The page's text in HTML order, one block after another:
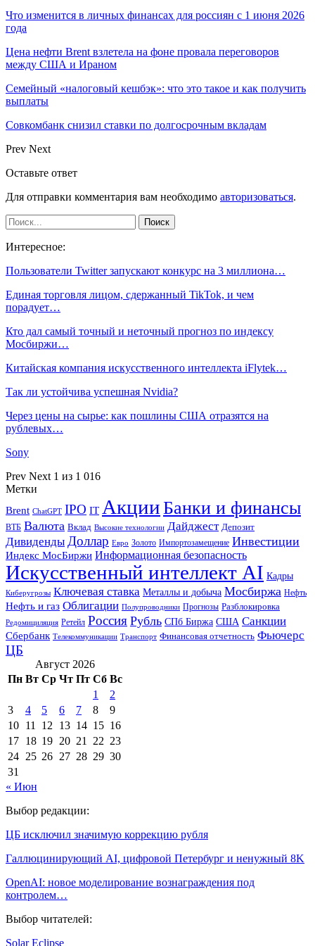
Что изменится в личных финансах для россиян с 1 июня 2026
года
Цена нефти Brent взлетела на фоне провала переговоров
между США и Ираном
Семейный «налоговый кешбэк»: что это такое и как получить
выплаты
Совкомбанк снизил ставки по долгосрочным вкладам
Prev Next
Оставьте ответ
Для отправки комментария вам необходимо авторизоваться.
Интересное:
Пользователи Twitter запускают конкурс на 3 миллиона…
Единая торговля лицом, сдержанный TikTok, и чем
порадует…
Кто дал самый точный и неточный прогноз по индексу
Мосбиржи…
Китайская компания искусственного интеллекта iFlytek…
Так ли устойчива успешная Nvidia?
Через цены на сырье: как пошлины США отразятся на
рублевых…
Sony
Prev Next 1 из 1 016
Метки
Brent ChatGPT IPO IT АкцииБанки и финансы
ВТБ Валюта Вклад Высокие технологии Дайджест Депозит
Дивиденды Доллар Евро Золото Импортозамещение Инвестиции
Индекс МосБиржи Информационная безопасность
Искусственный интеллект AI Кадры
Киберугрозы Ключевая ставка Металлы и добыча Мосбиржа Нефть
Нефть и газ Облигации Полупроводники Прогнозы Разблокировка
Редомициляция Ретейл Россия Рубль СПб Биржа США Санкции
Сбербанк Телекоммуникации Транспорт Финансовая отчетность Фьючерс
ЦБ
Август 2026
Пн Вт Ср Чт Пт Сб Вс
1
2
3
4 5 6 7 8
9
10 11 12 13 14 15 16
17 18 19 20 21 22 23
24 25 26 27 28 29 30
31
« Июн
Выбор редакции:
ЦБ исключил значимую коррекцию рубля
Галлюцинирующий AI, цифровой Петербург и ненужный 8K
OpenAI: новое моделирование вознаграждения под
контролем…
Выбор читателей:
Solar Eclipse